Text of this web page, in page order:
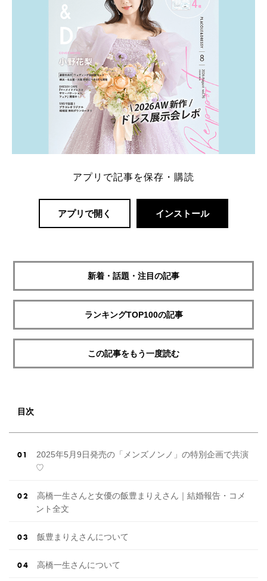
アプリで記事を保存・購読
アプリで開く インストール
新着・話題・注目の記事
ランキングTOP100の記事
この記事をもう一度読む
目次
2025年5月9日発売の「メンズノンノ」の特別企画で共演
♡
高橋一生さんと女優の飯豊まりえさん｜結婚報告・コメ
ント全文
飯豊まりえさんについて
高橋一生さんについて